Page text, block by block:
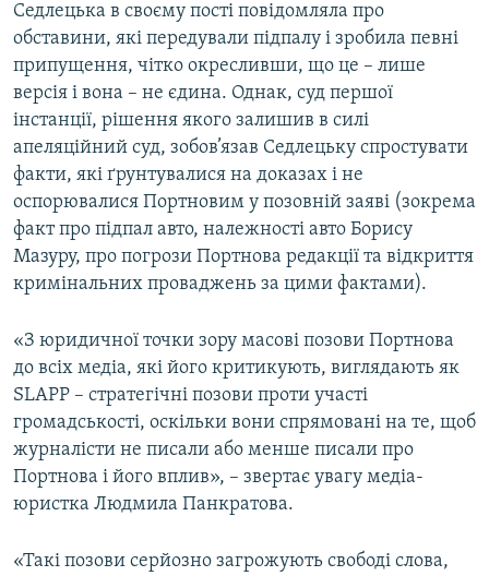
Седлецька в своєму пості повідомляла про
обставини, які передували підпалу і зробила певні
припущення, чітко окресливши, що це – лише
версія і вона – не єдина. Однак, суд першої
інстанції, рішення якого залишив в силі
апеляційний суд, зобов’язав Седлецьку спростувати
факти, які ґрунтувалися на доказах і не
оспорювалися Портновим у позовній заяві (зокрема
факт про підпал авто, належності авто Борису
Мазуру, про погрози Портнова редакції та відкриття
кримінальних проваджень за цими фактами).
«З юридичної точки зору масові позови Портнова
до всіх медіа, які його критикують, виглядають як
SLAPP – стратегічні позови проти участі
громадськості, оскільки вони спрямовані на те, щоб
журналісти не писали або менше писали про
Портнова і його вплив», – звертає увагу медіа-
юристка Людмила Панкратова.
«Такі позови серйозно загрожують свободі слова,